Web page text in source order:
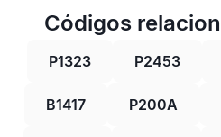
Códigos
P1323 P2453
B1417 P200A